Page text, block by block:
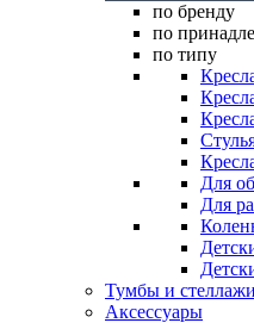
по бренду
по
по типу
Для
Для
Тумбы и стеллажи
Аксессуары